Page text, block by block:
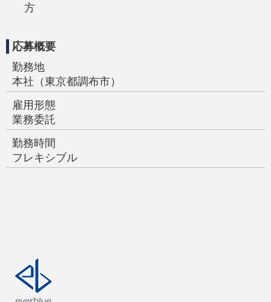
方
応募概要
勤務地
本社（東京都調布市）
雇用形態
業務委託
勤務時間
フレキシブル